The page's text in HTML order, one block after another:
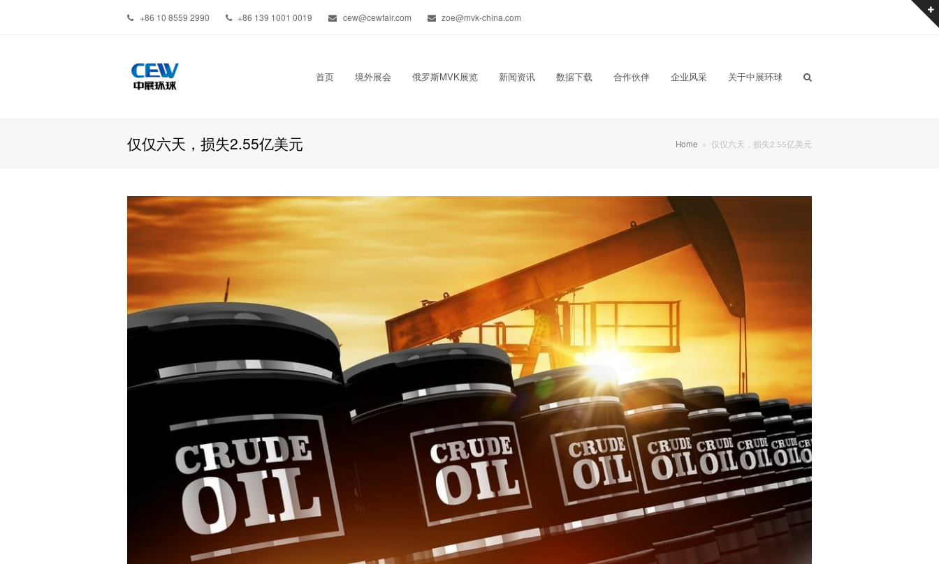
+86 10 8559 2990 +86 139 1001 0019 cew@cewfair.com zoe@mvk-china.com
首页 境外展会 俄罗斯MVK展览 新闻资讯 数据下载 合作伙伴 企业风采 关于中展环球
仅仅六天，损失2.55亿美元 Home » 仅仅六天，损失2.55亿美元